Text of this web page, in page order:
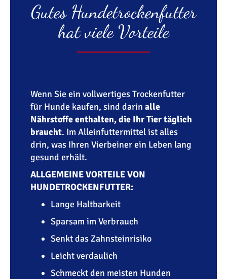
Gutes Hundetrockenfutter
hat viele Vorteile
Wenn Sie ein vollwertiges Trockenfutter
für Hunde kaufen, sind darin alle
Nährstoffe enthalten, die Ihr Tier täglich
braucht. Im Alleinfuttermittel ist alles
drin, was Ihren Vierbeiner ein Leben lang
gesund erhält.
ALLGEMEINE VORTEILE VON
HUNDETROCKENFUTTER:
Lange Haltbarkeit
Sparsam im Verbrauch
Senkt das Zahnsteinrisiko
Leicht verdaulich
Schmeckt den meisten Hunden